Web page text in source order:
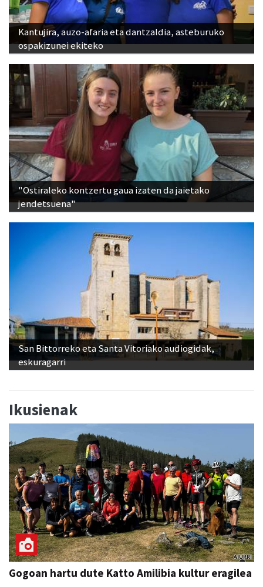
Kantujira, auzo-afaria eta dantzaldia, asteburuko
ospakizunei ekiteko
"Ostiraleko kontzertu gaua izaten da jaietako
jendetsuena"
San Bittorreko eta Santa Vitoriako audiogidak,
eskuragarri
Gogoan hartu dute Katto Amilibia kultur eragilea